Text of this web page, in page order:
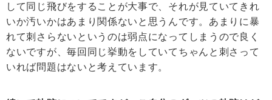
して同じ飛びをすることが大事で、それが見ていてきれ
いか汚いかはあまり関係ないと思うんです。あまりに暴
れて刺さらないというのは弱点になってしまうので良く
ないですが、毎回同じ挙動をしていてちゃんと刺さって
いれば問題はないと考えています。